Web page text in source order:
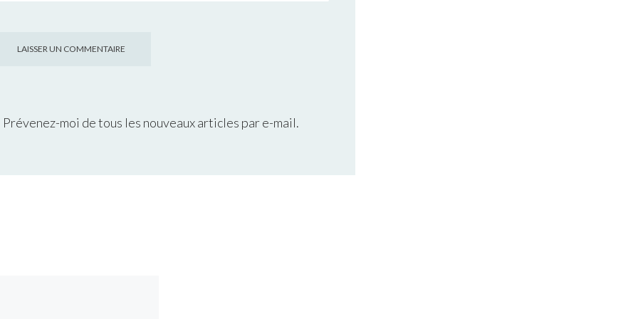
Prévenez-moi de tous les nouveaux articles par e-mail.